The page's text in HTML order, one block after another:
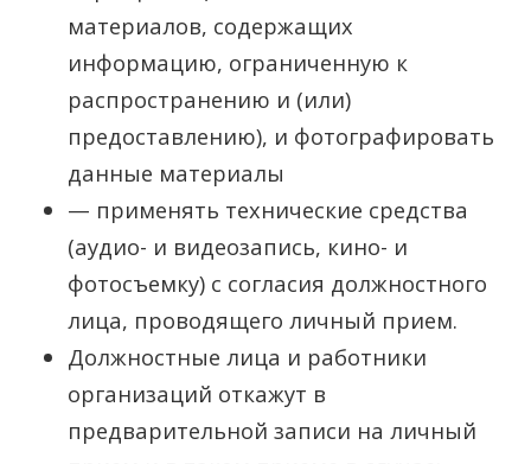
материалов, содержащих
информацию, ограниченную к
распространению и (или)
предоставлению), и фотографировать
данные материалы
— применять технические средства
(аудио- и видеозапись, кино- и
фотосъемку) с согласия должностного
лица, проводящего личный прием.
Должностные лица и работники
организаций откажут в
предварительной записи на личный